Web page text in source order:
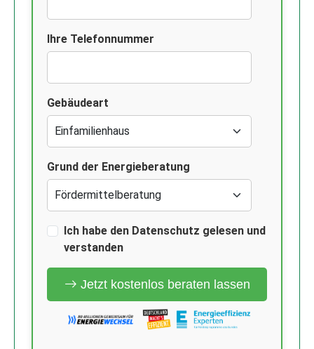
Ihre Telefonnummer
Gebäudeart
Grund der Energieberatung
Ich habe den Datenschutz gelesen und
verstanden
Jetzt kostenlos beraten lassen